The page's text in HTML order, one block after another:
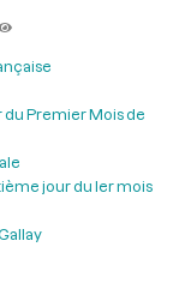
du Premier Mois de
jour du ler mois